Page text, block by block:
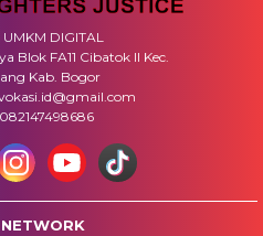
UMKM DIGITAL
Blok FA11 Cibatok II Kec.
Kab. Bogor